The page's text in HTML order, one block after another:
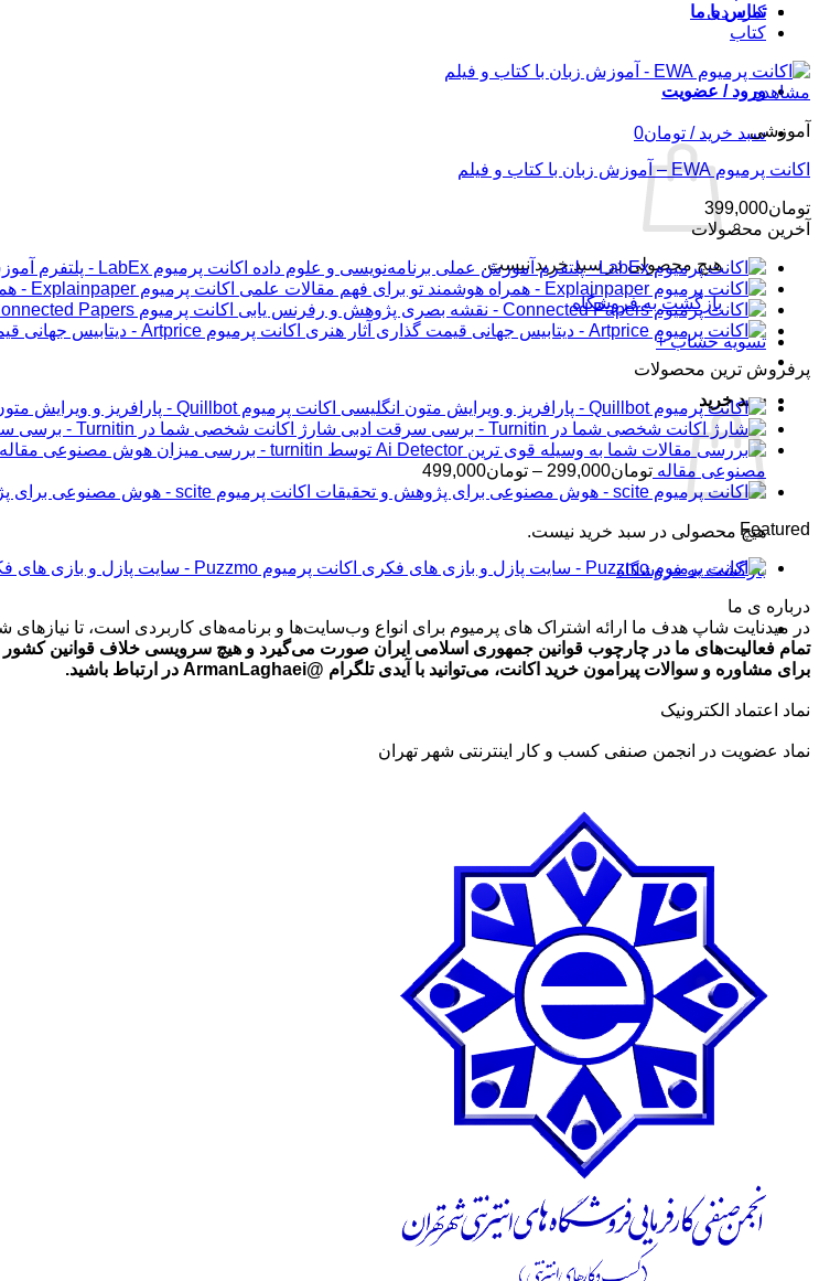
تماس با ما
ورود / عضویت
سبد خرید / تومان0
هیچ محصولی در سبد خرید نیست.
بازگشت به فروشگاه
تسویه حساب +
سبد خرید
هیچ محصولی در سبد خرید نیست.
بازگشت به فروشگاه
کاربردی
کتاب
مشاهده
آموزشی
اکانت پرمیوم EWA – آموزش زبان با کتاب و فیلم
تومان399,000
آخرین محصولات
اکانت پرمیوم LabEx - پلتفرم آموزش عملی برنامه‌نویسی و علوم داده
اکانت پرمیوم Explainpaper - همراه هوشمند تو برای فهم مقالات علمی
اکانت پرمیوم Connected Papers - نقشه بصری پژوهش و رفرنس یابی
اکانت پرمیوم Artprice - دیتابیس جهانی قیمت ‌گذاری آثار هنری
پرفروش ترین محصولات
اکانت پرمیوم Quillbot - پارافریز و ویرایش متون انگلیسی
شارژ اکانت شخصی شما در Turnitin - برسی سرقت ادبی
مصنوعی مقاله تومان299,000
– تومان499,000محدوده
قیمت:
اکانت پرمیوم scite - هوش مصنوعی برای پژوهش و تحقیقات
Featured
اکانت پرمیوم Puzzmo - سایت پازل و بازی های فکری
درباره ی ما
در میدنایت شاپ هدف ما ارائه اشتراک های پرمیوم برای انواع وب‌سایت‌ها و برنامه‌های کاربردی است، تا نیازهای
تمام فعالیت‌های ما در چارچوب قوانین جمهوری اسلامی ایران صورت می‌گیرد و هیچ سرویسی خلاف قوانین کشور
برای مشاوره و سوالات پیرامون خرید اکانت، می‌توانید با آیدی تلگرام @ArmanLaghaei در ارتباط باشید.
نماد اعتماد الکترونیک
نماد عضویت در انجمن صنفی کسب و کار اینترنتی شهر تهران